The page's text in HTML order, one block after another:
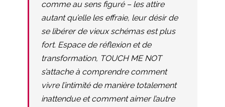
comme au sens figuré – les attire
autant qu’elle les effraie, leur désir de
se libérer de vieux schémas est plus
fort. Espace de réflexion et de
transformation, TOUCH ME NOT
s’attache à comprendre comment
vivre l’intimité de manière totalement
inattendue et comment aimer l’autre